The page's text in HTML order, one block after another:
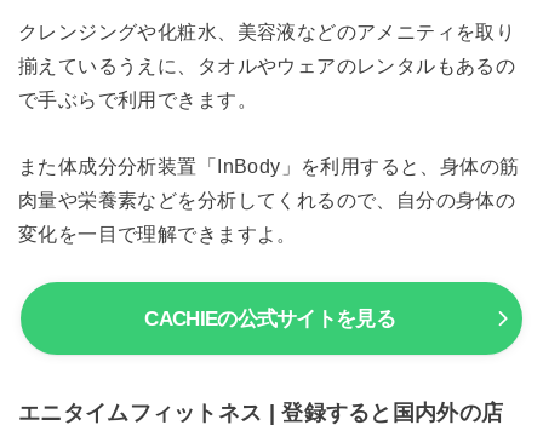
クレンジングや化粧水、美容液などのアメニティを取り
揃えているうえに、タオルやウェアのレンタルもあるの
で手ぶらで利用できます。
また体成分分析装置「InBody」を利用すると、身体の筋
肉量や栄養素などを分析してくれるので、自分の身体の
変化を一目で理解できますよ。
CACHIEの公式サイトを見る
エニタイムフィットネス | 登録すると国内外の店